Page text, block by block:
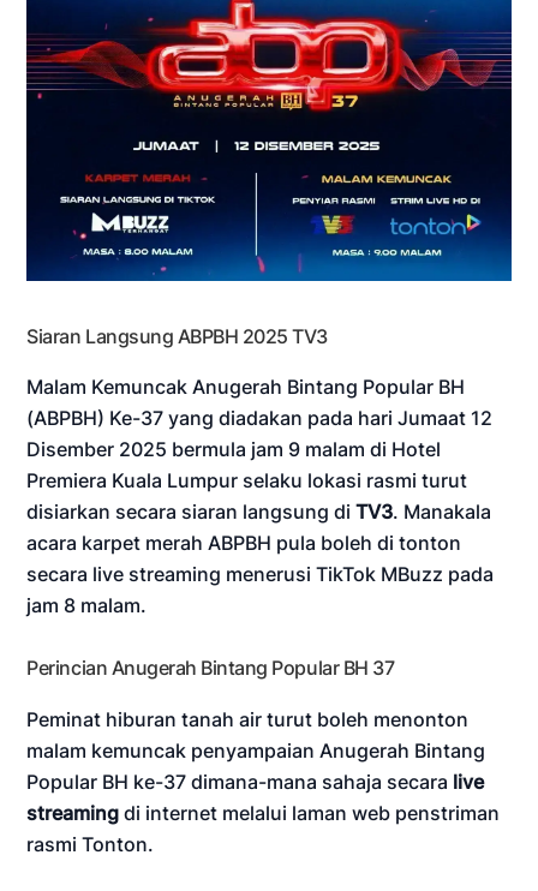
Siaran Langsung ABPBH 2025 TV3
Malam Kemuncak Anugerah Bintang Popular BH
(ABPBH) Ke-37 yang diadakan pada hari Jumaat 12
Disember 2025 bermula jam 9 malam di Hotel
Premiera Kuala Lumpur selaku lokasi rasmi turut
disiarkan secara siaran langsung diTV3. Manakala
acara karpet merah ABPBH pula boleh di tonton
secara live streaming menerusi TikTok MBuzz pada
jam 8 malam.
Perincian Anugerah Bintang Popular BH 37
Peminat hiburan tanah air turut boleh menonton
malam kemuncak penyampaian Anugerah Bintang
Popular BH ke-37 dimana-mana sahaja secara live
streaming di internet melalui laman web penstriman
rasmi Tonton.